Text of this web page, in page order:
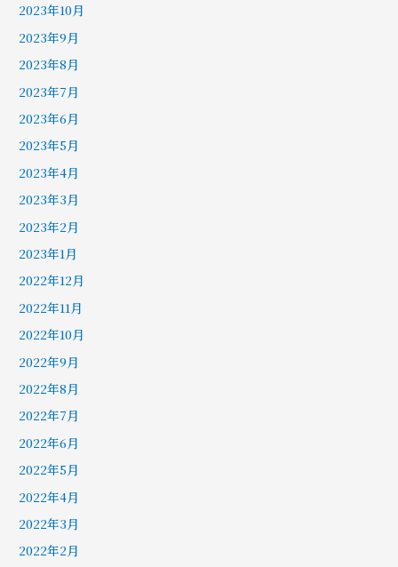
2023年10月
2023年9月
2023年8月
2023年7月
2023年6月
2023年5月
2023年4月
2023年3月
2023年2月
2023年1月
2022年12月
2022年11月
2022年10月
2022年9月
2022年8月
2022年7月
2022年6月
2022年5月
2022年4月
2022年3月
2022年2月